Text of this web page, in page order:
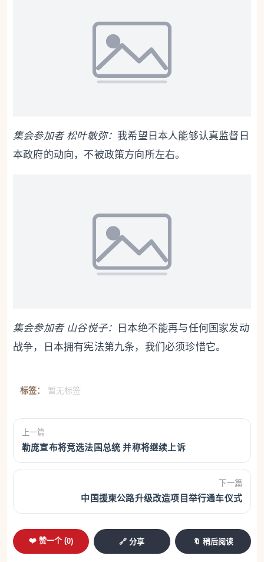
集会参加者 松叶敏弥：我希望日本人能够认真监督日
本政府的动向，不被政策方向所左右。
集会参加者 山谷悦子：
日本绝不能再与任何国家发动
战争，日本拥有宪法第九条，我们必须珍惜它。
标签： 暂无标签
上一篇
勒庞宣布将竞选法国总统 并称将继续上诉
下一篇
中国援柬公路升级改造项目举行通车仪式
❤️ 赞一个 (0) 🔗 分享 🔖 稍后阅读